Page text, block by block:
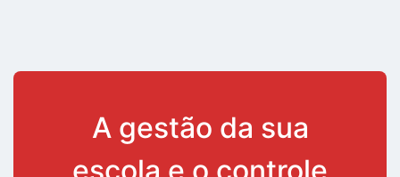
A gestão da sua